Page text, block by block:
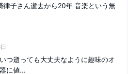
律子さん逝去から20年 音楽という無
いつ逝っても大丈夫なように趣味のオ
に値...